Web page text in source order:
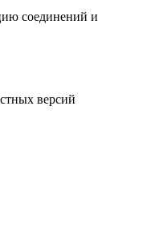
соединений и
версий